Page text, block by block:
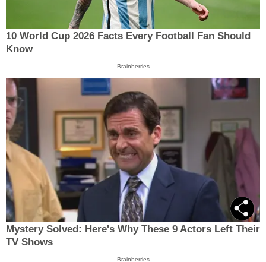
10 World Cup 2026 Facts Every Football Fan Should
Know
Brainberries
Mystery Solved: Here's Why These 9 Actors Left Their
TV Shows
Brainberries